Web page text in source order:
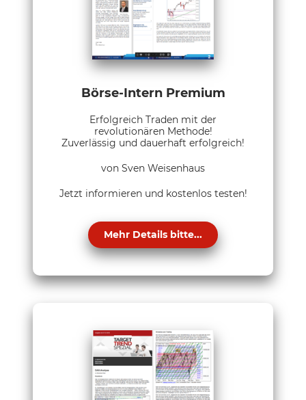
Börse-Intern Premium
Erfolgreich Traden mit der
revolutionären Methode!
Zuverlässig und dauerhaft erfolgreich!
von Sven Weisenhaus
Jetzt informieren und kostenlos testen!
Mehr Details bitte...